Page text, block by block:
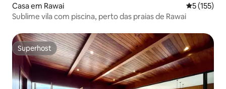
Casa em Rawai
5 (155)
Sublime vila com piscina, perto das praias de Rawai
Superhost
Superhost